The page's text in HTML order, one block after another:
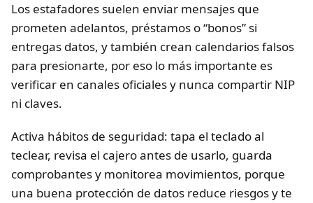
Los estafadores suelen enviar mensajes que
prometen adelantos, préstamos o “bonos” si
entregas datos, y también crean calendarios falsos
para presionarte, por eso lo más importante es
verificar en canales oficiales y nunca compartir NIP
ni claves.
Activa hábitos de seguridad: tapa el teclado al
teclear, revisa el cajero antes de usarlo, guarda
comprobantes y monitorea movimientos, porque
una buena protección de datos reduce riesgos y te